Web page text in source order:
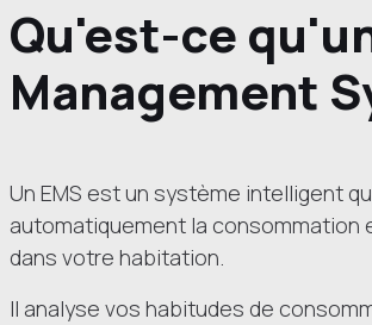
Qu'est-ce
Management
Un EMS est un système intelligent
automatiquement la consommation
dans votre habitation.
Il analyse vos habitudes de